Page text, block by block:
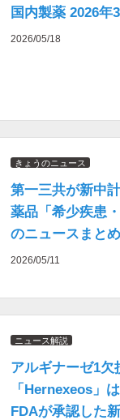
国内製薬 2026年
2026/05/18
きょうのニュース
第一三共が新中
薬品「希少疾患
のニュースまと
2026/05/11
ニュース解説
アルギナーゼ1
「Hernexeos」
FDAが承認した